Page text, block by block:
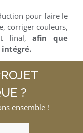
pour faire le
corriger couleurs,
final,afin que
intégré.
?
ensemble !